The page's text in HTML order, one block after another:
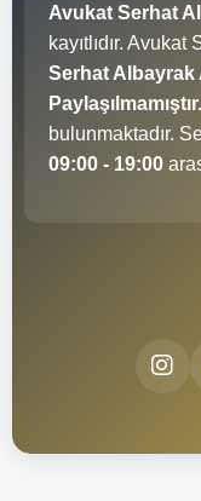
Avukat Serhat
kayıtlıdır.
Serhat
Paylaşılmamıştır.
bulunmaktadır.
09:00 - 19:00